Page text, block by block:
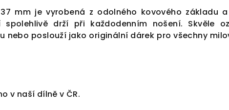
mm je vyrobená z odolného kovového základu
spolehlivě drží při každodenním nošení. Skvěle
nebo poslouží jako originální dárek pro všechny
v naší dílně v ČR.